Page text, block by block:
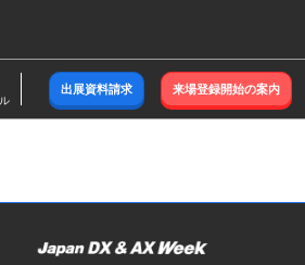
出展資料請求 来場登録開始の案内